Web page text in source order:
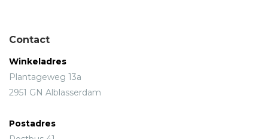
Contact
Winkeladres
Plantageweg 13a
2951 GN Alblasserdam
Postadres